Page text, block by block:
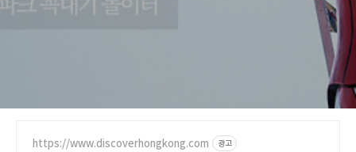
https://www.discoverhongkong.com 광고